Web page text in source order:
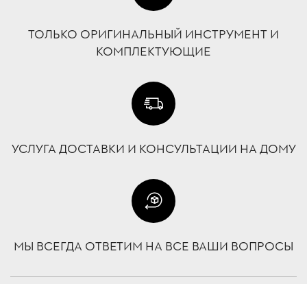
ТОЛЬКО ОРИГИНАЛЬНЫЙ ИНСТРУМЕНТ И
КОМПЛЕКТУЮЩИЕ
УСЛУГА ДОСТАВКИ И КОНСУЛЬТАЦИИ НА ДОМУ
МЫ ВСЕГДА ОТВЕТИМ НА ВСЕ ВАШИ ВОПРОСЫ